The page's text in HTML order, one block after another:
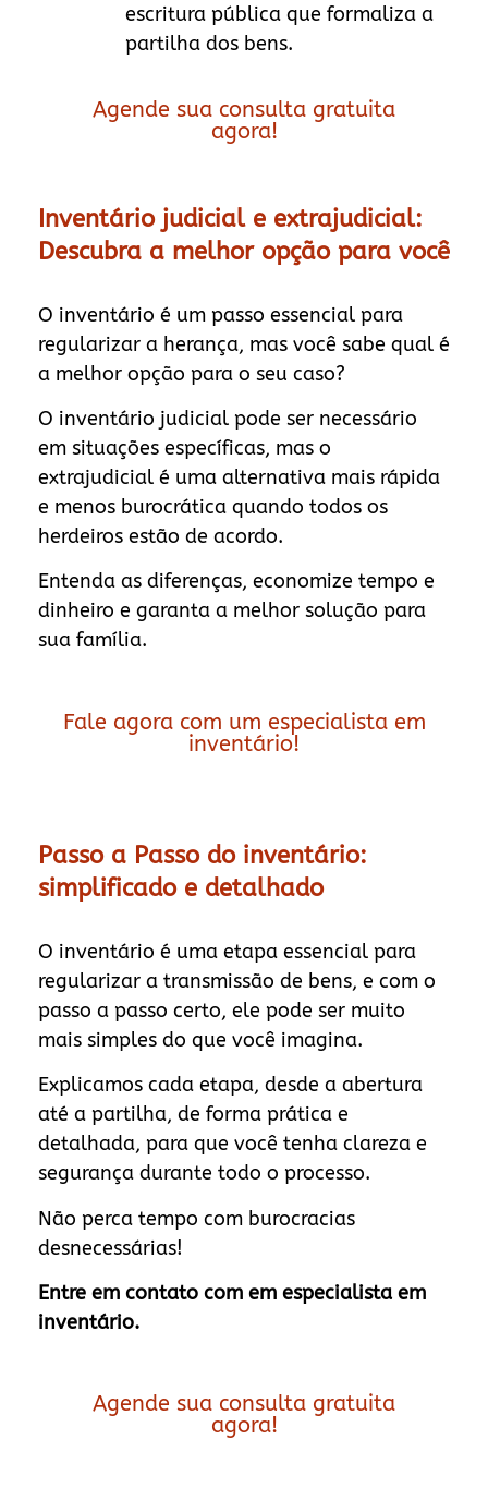
escritura pública que formaliza a
partilha dos bens.
Agende sua consulta gratuita
agora!
Inventário judicial e extrajudicial:
Descubra a melhor opção para você
O inventário é um passo essencial para
regularizar a herança, mas você sabe qual é
a melhor opção para o seu caso?
O inventário judicial pode ser necessário
em situações específicas, mas o
extrajudicial é uma alternativa mais rápida
e menos burocrática quando todos os
herdeiros estão de acordo.
Entenda as diferenças, economize tempo e
dinheiro e garanta a melhor solução para
sua família.
Fale agora com um especialista em
inventário!
Passo a Passo do inventário:
simplificado e detalhado
O inventário é uma etapa essencial para
regularizar a transmissão de bens, e com o
passo a passo certo, ele pode ser muito
mais simples do que você imagina.
Explicamos cada etapa, desde a abertura
até a partilha, de forma prática e
detalhada, para que você tenha clareza e
segurança durante todo o processo.
Não perca tempo com burocracias
desnecessárias!
Entre em contato com em especialista em
inventário.
Agende sua consulta gratuita
agora!